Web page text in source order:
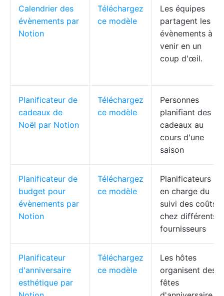
Calendrier des
évènements par
Notion
Téléchargez
ce modèle
Les équipes
partagent les
évènements à
venir en un
coup d'œil.
Planificateur de
cadeaux de
Noël par Notion
Téléchargez
ce modèle
Personnes
planifiant des
cadeaux au
cours d'une
saison
Planificateur de
budget pour
évènements par
Notion
Téléchargez
ce modèle
Planificateurs
en charge du
suivi des coûts
chez différents
fournisseurs
Planificateur
d'anniversaire
esthétique par
Téléchargez
ce modèle
Les hôtes
organisent des
fêtes